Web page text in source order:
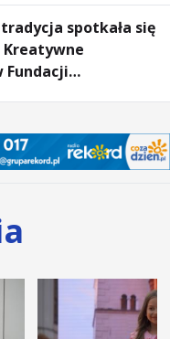
spotkała się
Kreatywne